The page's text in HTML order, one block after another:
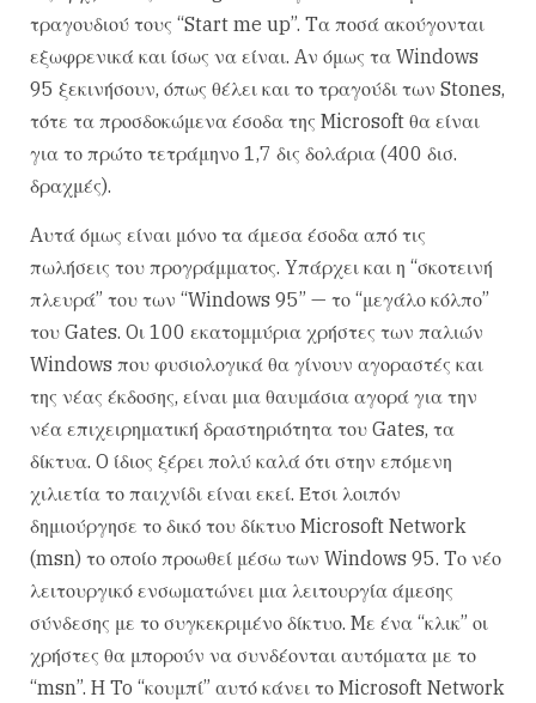
τραγουδιού τους “Start me up”. Tα ποσά ακούγονται
εξωφρενικά και ίσως να είναι. Aν όμως τα Windows
95 ξεκινήσουν, όπως θέλει και το τραγούδι των Stones,
τότε τα προσδοκώμενα έσοδα της Microsoft θα είναι
για το πρώτο τετράμηνο 1,7 δις δολάρια (400 δισ.
δραχμές).
Aυτά όμως είναι μόνο τα άμεσα έσοδα από τις
πωλήσεις του προγράμματος. Yπάρχει και η “σκοτεινή
πλευρά” του των “Windows 95” — το “μεγάλο κόλπο”
του Gates. Oι 100 εκατομμύρια χρήστες των παλιών
Windows που φυσιολογικά θα γίνουν αγοραστές και
της νέας έκδοσης, είναι μια θαυμάσια αγορά για την
νέα επιχειρηματική δραστηριότητα του Gates, τα
δίκτυα. O ίδιος ξέρει πολύ καλά ότι στην επόμενη
χιλιετία το παιχνίδι είναι εκεί. Έτσι λοιπόν
δημιούργησε το δικό του δίκτυο Microsoft Network
(msn) το οποίο προωθεί μέσω των Windows 95. Tο νέο
λειτουργικό ενσωματώνει μια λειτουργία άμεσης
σύνδεσης με το συγκεκριμένο δίκτυο. Mε ένα “κλικ” οι
χρήστες θα μπορούν να συνδέονται αυτόματα με το
“msn”. H To “κουμπί” αυτό κάνει το Microsoft Network